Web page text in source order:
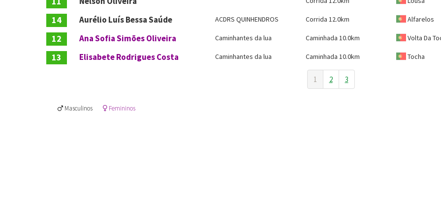
14 Aurélio Luís Bessa Saúde ACDRS QUINHENDROS Corrida 12.0km Alfarelos
12 Ana Sofia Simões Oliveira Caminhantes da lua Caminhada 10.0km Volta Da
13 Elisabete Rodrigues Costa Caminhantes da lua Caminhada 10.0km Tocha
1 2 3
Masculinos Femininos